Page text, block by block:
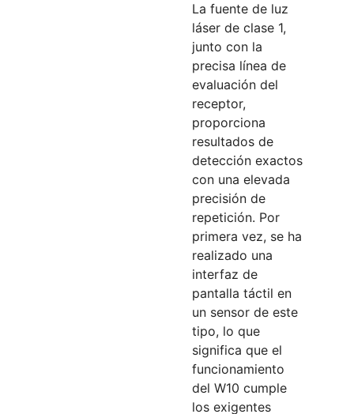
La fuente de luz
láser de clase 1,
junto con la
precisa línea de
evaluación del
receptor,
proporciona
resultados de
detección exactos
con una elevada
precisión de
repetición. Por
primera vez, se ha
realizado una
interfaz de
pantalla táctil en
un sensor de este
tipo, lo que
significa que el
funcionamiento
del W10 cumple
los exigentes